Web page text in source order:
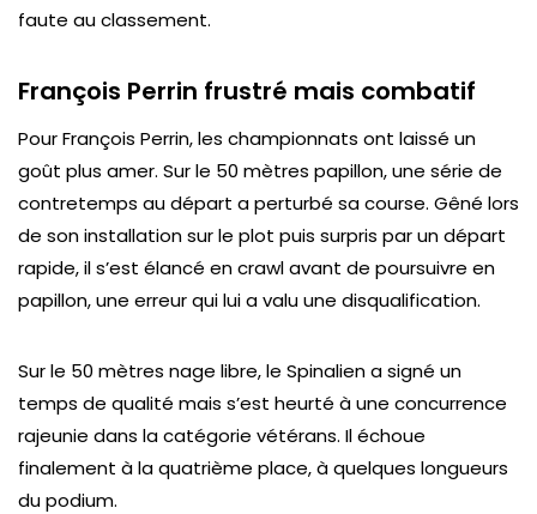
faute au classement.
François Perrin frustré mais combatif
Pour François Perrin, les championnats ont laissé un
goût plus amer. Sur le 50 mètres papillon, une série de
contretemps au départ a perturbé sa course. Gêné lors
de son installation sur le plot puis surpris par un départ
rapide, il s’est élancé en crawl avant de poursuivre en
papillon, une erreur qui lui a valu une disqualification.
Sur le 50 mètres nage libre, le Spinalien a signé un
temps de qualité mais s’est heurté à une concurrence
rajeunie dans la catégorie vétérans. Il échoue
finalement à la quatrième place, à quelques longueurs
du podium.